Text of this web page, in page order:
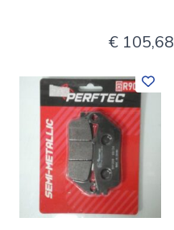
€ 105,68